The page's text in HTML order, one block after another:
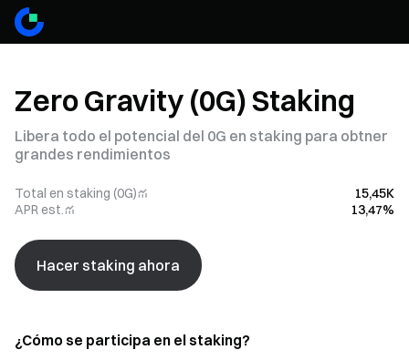
Zero Gravity (0G) Staking
Libera todo el potencial del 0G en staking para obtner
grandes rendimientos
Total en staking (0G)
15,45K
APR est.
13,47%
Hacer staking ahora
¿Cómo se participa en el staking?